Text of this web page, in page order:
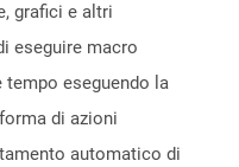
grafici e altri
eseguire macro
eseguendo la
di azioni
automatico di